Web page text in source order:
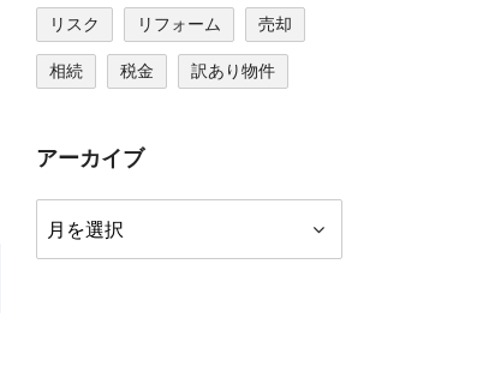
リスク リフォーム 売却
相続 税金 訳あり物件
アーカイブ
ー